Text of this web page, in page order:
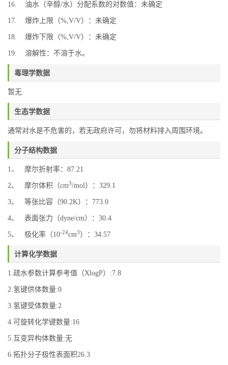
16. 油水（辛醇/水）分配系数的对数值：未确定
17. 爆炸上限（%,V/V）：未确定
18. 爆炸下限（%,V/V）：未确定
19. 溶解性：不溶于水。
毒理学数据
暂无
生态学数据
通常对水是不危害的，若无政府许可，勿将材料排入周围环境。
分子结构数据
1、 摩尔折射率：87.21
2、 摩尔体积（cm3/mol）：329.1
3、 等张比容（90.2K）：773.0
4、 表面张力（dyne/cm）：30.4
5、 极化率（10-24cm3）：34.57
计算化学数据
1.疏水参数计算参考值（XlogP）:7.8
2.氢键供体数量:0
3.氢键受体数量:2
4.可旋转化学键数量:16
5.互变异构体数量:无
6.拓扑分子极性表面积26.3